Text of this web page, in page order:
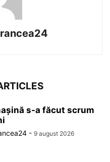
s-a făcut scrum
- 9 august 2026